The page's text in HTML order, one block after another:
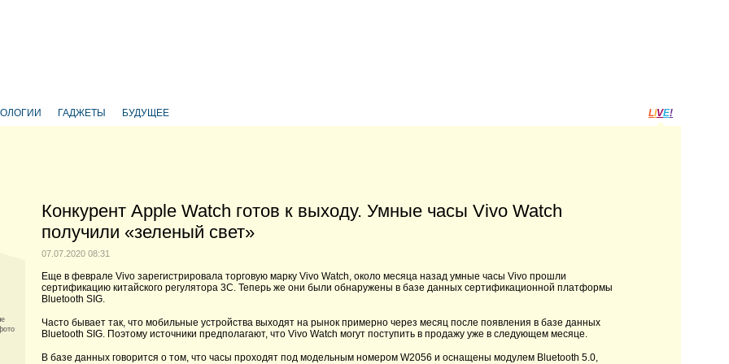
ГАДЖЕТЫ БУДУЩЕЕ LIVE!
Конкурент Apple Watch готов к выходу. Умные часы Vivo Watch
получили «зеленый свет»
07.07.2020 08:31
Еще в феврале Vivo зарегистрировала торговую марку Vivo Watch, около месяца назад умные часы Vivo прошли
сертификацию китайского регулятора 3C. Теперь же они были обнаружены в базе данных сертификационной платформы
Bluetooth SIG.
Часто бывает так, что мобильные устройства выходят на рынок примерно через месяц после появления в базе данных
Bluetooth SIG. Поэтому источники предполагают, что Vivo Watch могут поступить в продажу уже в следующем месяце.
В базе данных говорится о том, что часы проходят под модельным номером W2056 и оснащены модулем Bluetooth 5.0,